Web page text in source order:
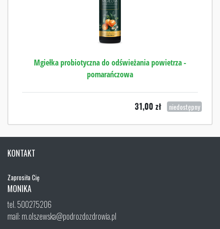
Mgiełka probiotyczna do odświeżania powietrza -
pomarańczowa
31,00 zł niedostępny
KONTAKT
Zaprosiła Cię
MONIKA
tel. 500275206
mail: m.olszewska@podrozdozdrowia.pl